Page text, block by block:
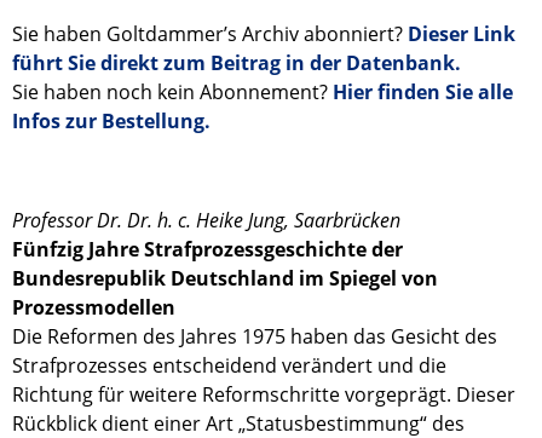
Sie haben Goltdammer’s Archiv abonniert? Dieser Link
führt Sie direkt zum Beitrag in der Datenbank.
Sie haben noch kein Abonnement? Hier finden Sie alle
Infos zur Bestellung.
Professor Dr. Dr. h. c. Heike Jung, Saarbrücken
Fünfzig Jahre Strafprozessgeschichte der
Bundesrepublik Deutschland im Spiegel von
Prozessmodellen
Die Reformen des Jahres 1975 haben das Gesicht des
Strafprozesses entscheidend verändert und die
Richtung für weitere Reformschritte vorgeprägt. Dieser
Rückblick dient einer Art „Statusbestimmung“ des